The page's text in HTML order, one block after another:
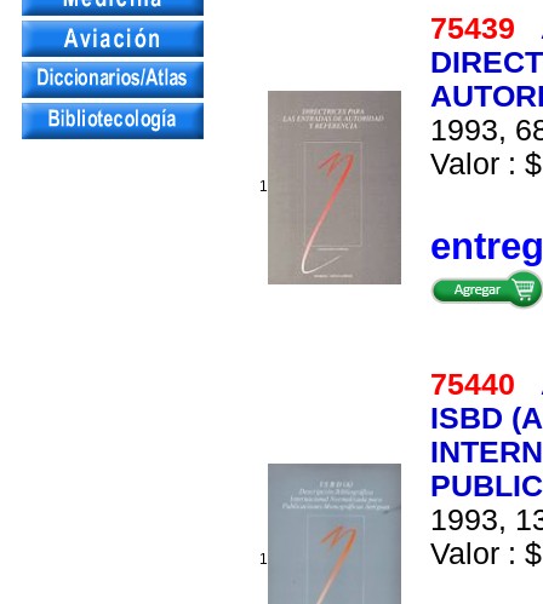
1
75439
1993,
Valor :
1
75440
ISBD
1993,
Valor :